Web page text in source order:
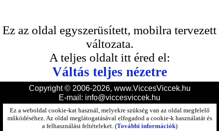
Ez az oldal egyszerüsített, mobilra tervezett
változata.
A teljes oldalt itt éred el:
Váltás teljes nézetre
Copyright © 2006-2026, www.ViccesViccek.hu
E-mail: info@viccesviccek.hu
Ez a weboldal cookie-kat használ, melyekre szükség van az oldal megfelelő
működéséhez. Az oldal meglátogatásával elfogadod a cookie-k használatát és
a felhasználási feltételeket. (További információk)